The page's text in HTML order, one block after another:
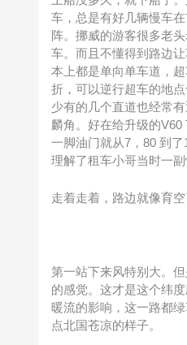
车，总是有好几辆慢车
阵。挪威的游客很多老
车。而且不懂得到路边
本上都是单向单车道，
折，可以逆行超车的地
少有的几个直道也经常
麟角。好在给升级的
一脚油门就从7，80 到
理解了租车小哥当时一副
走着走着，路边就像育空
第一站下来风特别大。
的感觉。这才是这个纬
暖流的影响，这一路都
点北国苍凉的样子。